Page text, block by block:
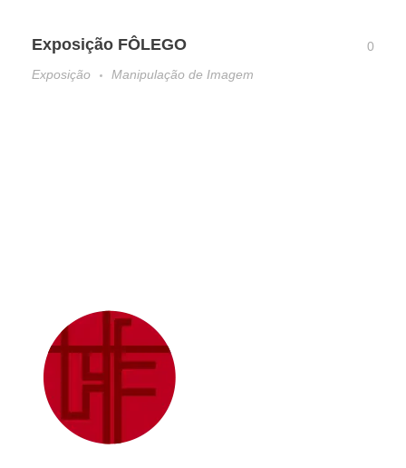
Exposição FÔLEGO
0
Exposição
Manipulação de Imagem